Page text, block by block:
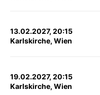
13.02.2027, 20:15
Karlskirche, Wien
19.02.2027, 20:15
Karlskirche, Wien